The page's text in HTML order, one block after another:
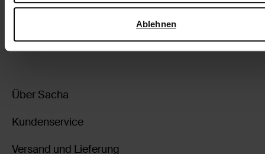
Ablehnen
Über Sacha
Kundenservice
Versand und Lieferung